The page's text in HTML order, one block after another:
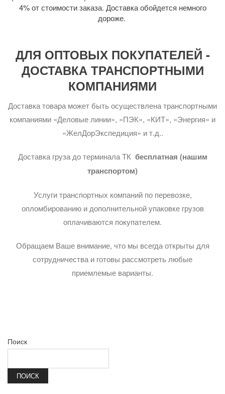
4% от стоимости заказа. Доставка обойдется немного
дороже.
ДЛЯ ОПТОВЫХ ПОКУПАТЕЛЕЙ -
ДОСТАВКА ТРАНСПОРТНЫМИ
КОМПАНИЯМИ
Доставка товара может быть осуществлена транспортными
компаниями «Деловые линии», «ПЭК», «КИТ», «Энергия» и
«ЖелДорЭкспедиция» и т.д..
Доставка груза до терминала ТК бесплатная (нашим
транспортом)
Услуги транспортных компаний по перевозке,
опломбированию и дополнительной упаковке грузов
оплачиваются покупателем.
Обращаем Ваше внимание, что мы всегда открыты для
сотрудничества и готовы рассмотреть любые
приемлемые варианты.
Поиск
ПОИСК